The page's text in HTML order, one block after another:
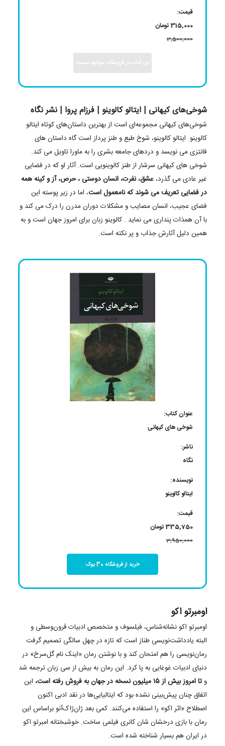
قیمت:
315,000 تومان
3,500,000
این کتاب در فروشگاه موجود نیست.
شوخی‌های کیهانی | ایتالو کالوینو | فرزام پروا | نشر نگاه
شوخی‌های کیهانی مجموعه‌ای است از بهترین داستان‌های کوتاه ایتالو
کالوینو. ایتالو کالوینو، شوخ طبع و طنز پرداز است گاه داستان های
فانتزی می نویسد و دردهای جامعه بشری را به ماورا تاویل می کند.
شوخی های کیهانی سرشار از طنز کالوینویی است. آثار او که در فضایی
غیر عادی می گذرد، عشق، نفرت، انسان دوستی ، حرص، آز و کینه همه
در فضایی تعریف می شوند که نامعمول است، اما در زیر پوسته این
فضای عجیب، انسان مصایب و مشکلات دوران مدرن را درک می کند و
با آن همذات پنداری می نماید . کالوینو زبان برای امروز جهان است و به
همین دلیل آثارش جذاب و پر نکته است.
عنوان کتاب:
شوخی های کیهانی
ناشر:
نگاه
نویسنده:
ایتالو کالوینو
قیمت:
335,750 تومان
3,950,000
خرید از فروشگاه 30 بوک
اومبرتو اکو
اومبرتو اکو نشانه‌شناس، فیلسوف و متخصص ادبیات قرون‌وسطی و
البته یادداشت‌نویسی طناز است که تازه در چهل سالگی تصمیم گرفت
رمان‌نویسی را هم امتحان کند و با نوشتن رمان «اینک نام گل‌سرخ» در
دنیای ادبیات غوغایی به پا کرد. این رمان به بیش از سی زبان ترجمه شد
و تا امروز بیش از ۱۵ میلیون نسخه در جهان به فروش رفته است،
این
اتفاق چنان پیش‌بینی نشده بود که ایتالیایی‌ها در نقد ادبی اکنون
اصطلاح «اثر اکو» را استفاده می‌کنند. کمی بعد ژان‌ژاک‌آنو براساس این
رمان با بازی درخشان شان کانری فیلمی ساخت. خوشبختانه امبرتو اکو
در ایران هم بسیار شناخته شده است.